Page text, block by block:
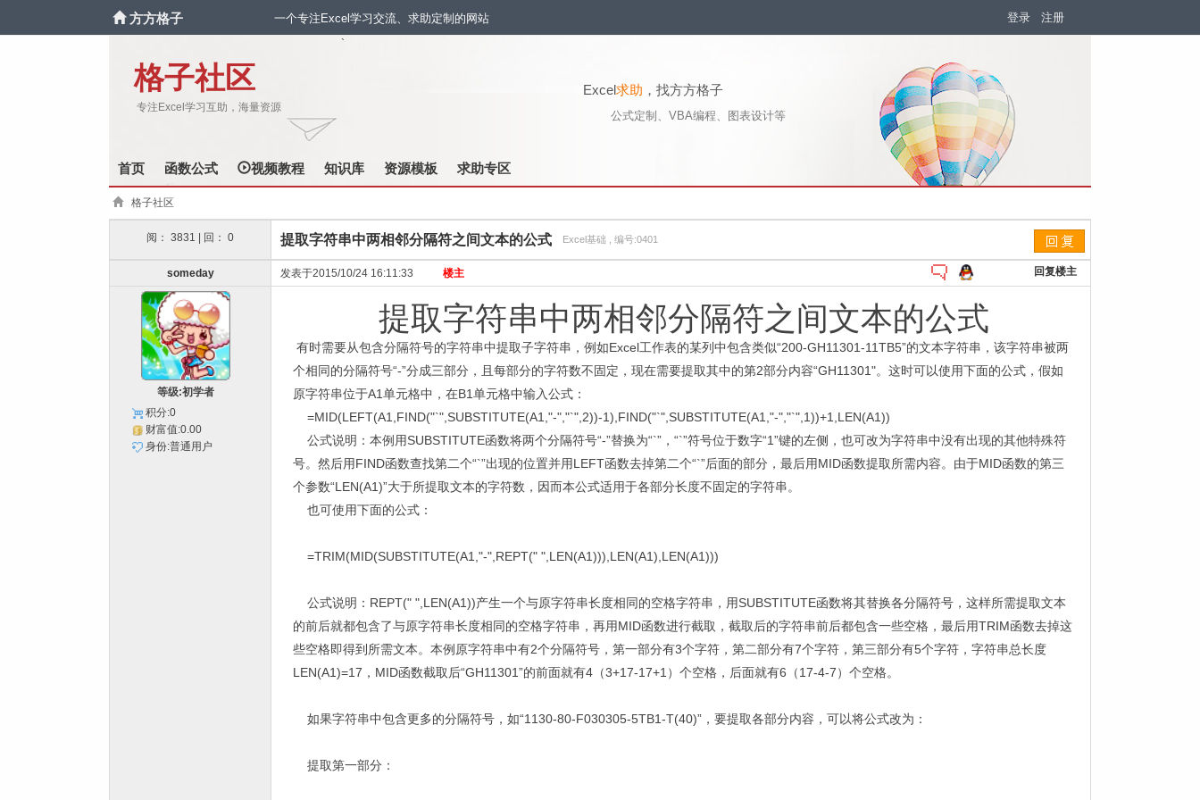
方方格子 一个专注Excel学习交流、求助定制的网站 登录 注册
格子社区
专注Excel学习互助，海量资源
Excel求助 ，找方方格子
公式定制、VBA编程、图表设计等
`
首页 函数公式 视频教程 知识库 资源模板 求助专区
格子社区
阅： 3831 | 回： 0 提取字符串中两相邻分隔符之间文本的公式 Excel基础 , 编号:0401
someday 发表于2015/10/24 16:11:33 楼主 回复楼主
等级:初学者
积分:0
财富值:0.00
身份:普通用户
提取字符串中两相邻分隔符之间文本的公式
有时需要从包含分隔符号的字符串中提取子字符串，例如Excel工作表的某列中包含类似“200-GH11301-11TB5”的文本字符串，该字符串被两
个相同的分隔符号“-”分成三部分，且每部分的字符数不固定，现在需要提取其中的第2部分内容“GH11301"。这时可以使用下面的公式，假如
原字符串位于A1单元格中，在B1单元格中输入公式：
=MID(LEFT(A1,FIND("`",SUBSTITUTE(A1,"-","`",2))-1),FIND("`",SUBSTITUTE(A1,"-","`",1))+1,LEN(A1))
公式说明：本例用SUBSTITUTE函数将两个分隔符号“-”替换为“`” ， “`”符号位于数字“1”键的左侧，也可改为字符串中没有出现的其他特殊符
号。然后用FIND函数查找第二个“`”出现的位置并用LEFT函数去掉第二个“`”后面的部分，最后用MID函数提取所需内容。由于MID函数的第三
个参数“LEN(A1)”大于所提取文本的字符数，因而本公式适用于各部分长度不固定的字符串。
也可使用下面的公式：
=TRIM(MID(SUBSTITUTE(A1,"-",REPT(" ",LEN(A1))),LEN(A1),LEN(A1)))
公式说明： REPT(" ",LEN(A1))产生一个与原字符串长度相同的空格字符串，用SUBSTITUTE函数将其替换各分隔符号，这样所需提取文本
的前后就都包含了与原字符串长度相同的空格字符串，再用MID函数进行截取，截取后的字符串前后都包含一些空格，最后用TRIM函数去掉这
些空格即得到所需文本。本例原字符串中有2个分隔符号，第一部分有3个字符，第二部分有7个字符，第三部分有5个字符，字符串总长度
LEN(A1)=17 ， MID函数截取后“GH11301”的前面就有4 （3+17-17+1 ）个空格，后面就有6 （17-4-7）个空格。
如果字符串中包含更多的分隔符号，如“1130-80-F030305-5TB1-T(40)” ，要提取各部分内容，可以将公式改为：
提取第一部分：